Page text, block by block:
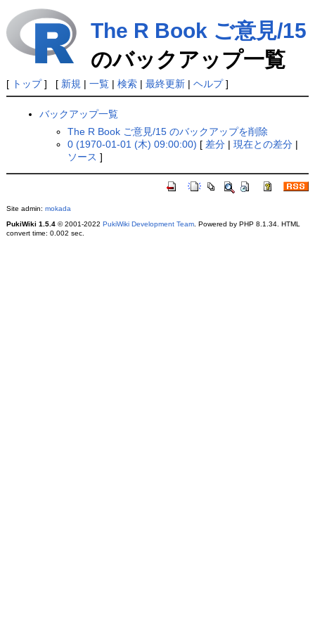
The R Book ご意見/15
のバックアップ一覧
[ トップ] [ 新規 | 一覧| 検索| 最終更新| ヘルプ]
バックアップ一覧
The R Book ご意見/15 のバックアップを削除
0 (1970-01-01 (木) 09:00:00) [ 差分 |現在との差分 |
ソース ]
Site admin: mokada
PukiWiki 1.5.4© 2001-2022 PukiWiki Development Team. Powered by PHP 8.1.34. HTML
convert time: 0.002 sec.